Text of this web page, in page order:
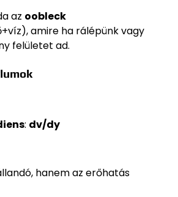
az oobleck
amire ha rálépünk vagy
felületet ad.
: dv/dy
hanem az erőhatás